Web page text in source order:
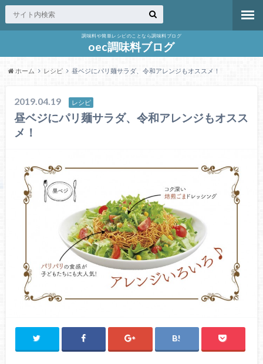
調味料や簡単レシピのことなら調味料ブログ
oec調味料ブログ
ホーム レシピ 昼ベジにパリ麺サラダ、令和アレンジもオススメ！
2019.04.19 レシピ
昼ベジにパリ麺サラダ、令和アレンジもオスス
メ！